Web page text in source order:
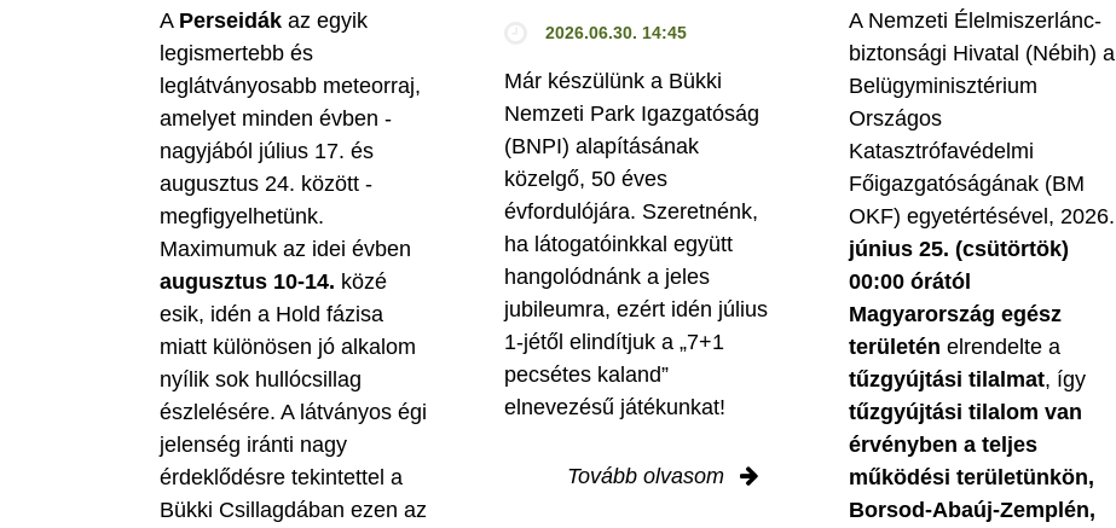
A Perseidák az egyik
legismertebb és
leglátványosabb meteorraj,
amelyet minden évben -
nagyjából július 17. és
augusztus 24. között -
megfigyelhetünk.
Maximumuk az idei évben
augusztus 10-14. közé
esik, idén a Hold fázisa
miatt különösen jó alkalom
nyílik sok hullócsillag
észlelésére. A látványos égi
jelenség iránti nagy
érdeklődésre tekintettel a
Bükki Csillagdában ezen az
2026.06.30. 14:45
Már készülünk a Bükki
Nemzeti Park Igazgatóság
(BNPI) alapításának
közelgő, 50 éves
évfordulójára. Szeretnénk,
ha látogatóinkkal együtt
hangolódnánk a jeles
jubileumra, ezért idén július
1-jétől elindítjuk a „7+1
pecsétes kaland”
elnevezésű játékunkat!
Tovább olvasom
A Nemzeti Élelmiszerlánc-
biztonsági Hivatal (Nébih) a
Belügyminisztérium
Országos
Katasztrófavédelmi
Főigazgatóságának (BM
OKF) egyetértésével, 2026.
június 25. (csütörtök)
00:00 órától
Magyarország egész
területén elrendelte a
tűzgyújtási tilalmat, így
tűzgyújtási tilalom van
érvényben a teljes
működési területünkön,
Borsod-Abaúj-Zemplén,